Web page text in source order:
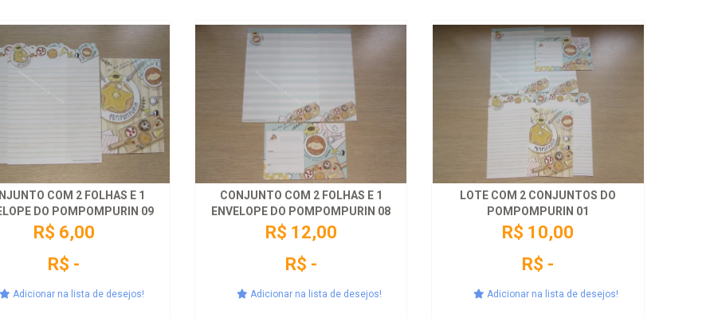
COM 2 FOLHAS E 1
DO POMPOMPURIN 09
R$ 6,00
R$ -
Adicionar na lista de desejos!
CONJUNTO COM 2 FOLHAS E 1
ENVELOPE DO POMPOMPURIN 08
R$ 12,00
R$ -
Adicionar na lista de desejos!
LOTE COM 2 CONJUNTOS DO
POMPOMPURIN 01
R$ 10,00
R$ -
Adicionar na lista de desejos!